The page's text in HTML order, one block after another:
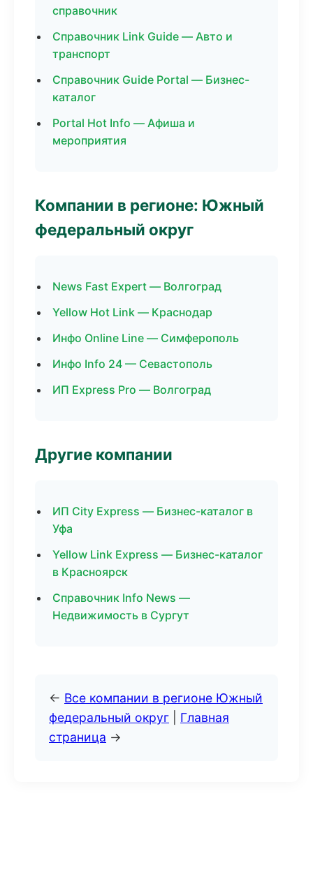
справочник
Справочник Link Guide — Авто и
транспорт
Справочник Guide Portal — Бизнес-
каталог
Portal Hot Info — Афиша и
мероприятия
Компании в регионе: Южный
федеральный округ
News Fast Expert — Волгоград
Yellow Hot Link — Краснодар
Инфо Online Line — Симферополь
Инфо Info 24 — Севастополь
ИП Express Pro — Волгоград
Другие компании
ИП City Express — Бизнес-каталог в
Уфа
Yellow Link Express — Бизнес-каталог
в Красноярск
Справочник Info News —
Недвижимость в Сургут
← Все компании в регионе Южный
федеральный округ
Главная
страница →